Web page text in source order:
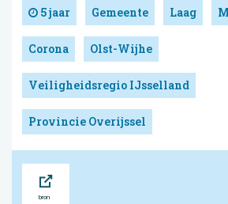
5 jaar Gemeente Laag
Corona Olst-Wijhe
Veiligheidsregio IJsselland
Provincie Overijssel